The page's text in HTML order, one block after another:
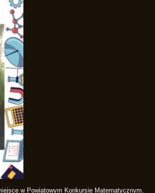
w Powiatowym Konkursie Matematycznym.